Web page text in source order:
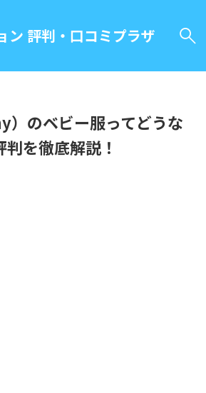
ン 評判・口コミプラザ
）のベビー服ってどうな
を徹底解説！